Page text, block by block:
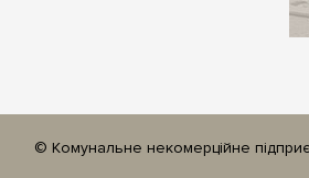
© Комунальне некомерційне